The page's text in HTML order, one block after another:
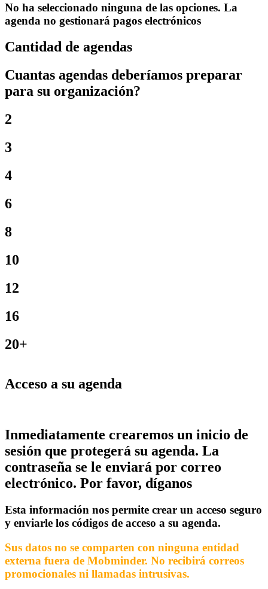
No ha seleccionado ninguna de las opciones. La
agenda no gestionará pagos electrónicos
Cantidad de agendas
Cuantas agendas deberíamos preparar
para su organización?
2
3
4
6
8
10
12
16
20+
Acceso a su agenda
Inmediatamente crearemos un inicio de
sesión que protegerá su agenda. La
contraseña se le enviará por correo
electrónico. Por favor, díganos
Esta información nos permite crear un acceso seguro
y enviarle los códigos de acceso a su agenda.
Sus datos no se comparten con ninguna entidad
externa fuera de Mobminder. No recibirá correos
promocionales ni llamadas intrusivas.